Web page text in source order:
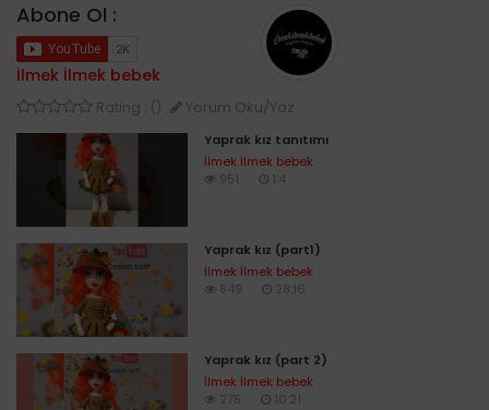
Abone Ol :
İlmek İlmek bebek
Rating : () Yorum Oku/Yaz
Yaprak kız tanıtımı
İlmek İlmek bebek
951
1:4
Yaprak kız (part1)
İlmek İlmek bebek
849
28:16
Yaprak kız (part 2)
İlmek İlmek bebek
275
10:21